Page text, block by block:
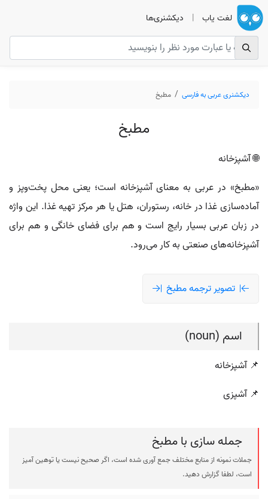
لغت یاب | دیکشنری‌ها
دیکشنری عربی به فارسی مطبخ
مطبخ
🌐 آشپزخانه
«مطبخ» در عربی به معنای آشپزخانه است؛ یعنی محل پخت‌وپز و
آماده‌سازی غذا در خانه، رستوران، هتل یا هر مرکز تهیه غذا. این واژه
در زبان عربی بسیار رایج است و هم برای فضای خانگی و هم برای
آشپزخانه‌های صنعتی به کار می‌رود.
تصویر ترجمه مطبخ
اسم (noun)
📌 آشپزخانه
📌 آشپزی
جمله سازی با مطبخ
جملات نمونه از منابع مختلف جمع آوری شده است، اگر صحیح نیست یا توهین آمیز
است، لطفا گزارش دهید.